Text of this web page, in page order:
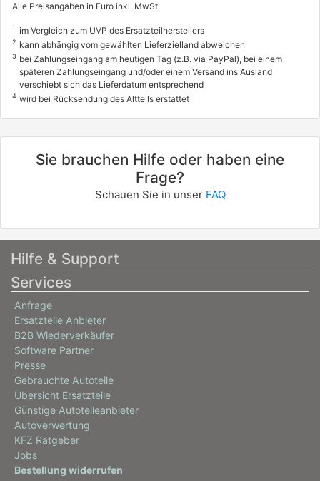
Alle Preisangaben in Euro inkl. MwSt.
1 im Vergleich zum UVP des Ersatzteilherstellers
2 kann abhängig vom gewählten Lieferzielland abweichen
3 bei Zahlungseingang am heutigen Tag (z.B. via PayPal), bei einem
späteren Zahlungseingang und/oder einem Versand ins Ausland
verschiebt sich das Lieferdatum entsprechend
4 wird bei Rücksendung des Altteils erstattet
Sie brauchen Hilfe oder haben eine
Frage?
Schauen Sie in unser FAQ
Hilfe & Support
Services
Anfrage
Ersatzteile Anbieter
B2B Wiederverkäufer
Software Partner
Presse
Gebrauchte Autoteile
Übersicht Ersatzteile
Günstige Autoteileanbieter
Autoverwertung
KFZ Ratgeber
Jobs
Bestellung widerrufen